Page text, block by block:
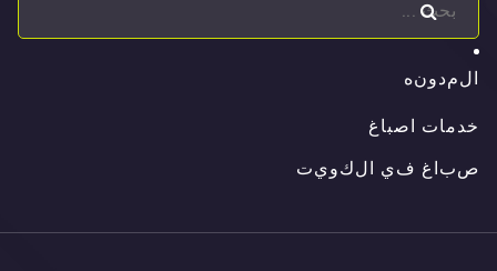
ال
لمدونه
خدمات اصباغ
ا
صب غ في لكويت